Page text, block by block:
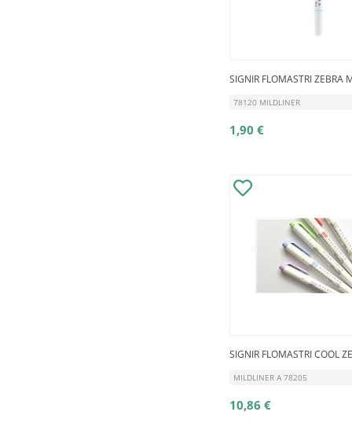
SIGNIR FLOMASTRI ZEBRA
78120 MILDLINER
1,90 €
SIGNIR FLOMASTRI COOL
MILDLINER A 78205
10,86 €